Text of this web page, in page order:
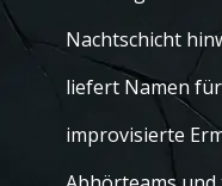
Nachtschicht
liefert Namen
improvisierte